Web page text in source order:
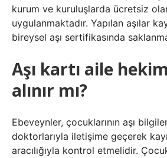
kurum ve kuruluşlarda ücretsiz
uygulanmaktadır. Yapılan aşılar
bireysel aşı sertifikasında
Aşı kartı aile
alınır mı?
Ebeveynler, çocuklarının aşı
doktorlarıyla iletişime geçerek
aracılığıyla kontrol etmelidir.